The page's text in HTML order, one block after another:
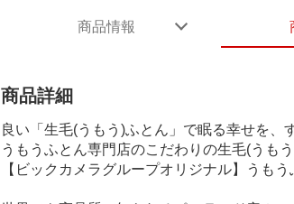
商品情報
商品詳細
良い「生毛(うもう)ふとん」で眠る幸せを、
うもうふとん専門店のこだわりの生毛(うもう
【ビックカメラグループオリジナル】うも